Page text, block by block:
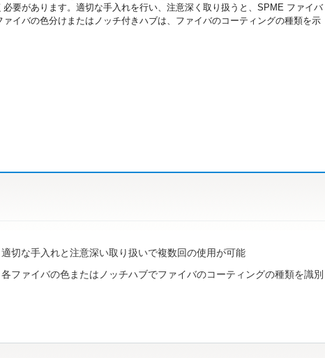
要があります。適切な手入れを行い、注意深く取り扱うと、SPME ファイバ
イバの色分けまたはノッチ付きハブは、ファイバのコーティングの種類を示
適切な手入れと注意深い取り扱いで複数回の使用が可能
各ファイバの色またはノッチハブでファイバのコーティングの種類を識別